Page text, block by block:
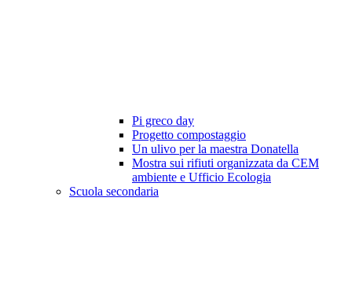
Pi greco day
Progetto compostaggio
Un ulivo per la maestra Donatella
Mostra sui rifiuti organizzata da CEM
ambiente e Ufficio Ecologia
Scuola secondaria